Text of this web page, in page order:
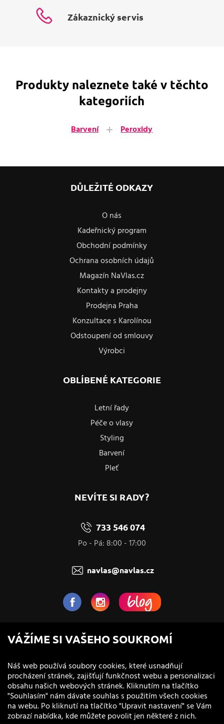
Zákaznický servis
Produkty naleznete také v těchto
kategoriích
Barvení Peroxidy
DŮLEŽITÉ ODKAZY
O nás
Kadeřnický program
Obchodní podmínky
Ochrana osobních údajů
Magazín NaVlas.cz
Kontakty a prodejny
Prodejna Praha
Konzultace s Karolínou
Odstoupení od smlouvy
Výrobci
OBLÍBENÉ KATEGORIE
Letní řady
Péče o vlasy
Styling
Barvení
Pleť
NEVÍTE SI RADY?
733 546 074
Po - Pá: 8:00 - 17:00
navlas@navlas.cz
NaVlas.cz - Vlasová kosmetika
provozovatel e-shopu a prodejen
VÁŽÍME SI VAŠEHO SOUKROMÍ
Náš web používá soubory cookies, které usnadňují
procházení stránek, zajišťují funkčnost webu a personalizaci
obsahu našich webových stránek. Kliknutím na tlačítko
"Souhlasím" nám dávate souhlas s použitím všech cookies
na webu. Po kliknutí na tlačítko "Upravit nastavení" se Vám
zobrazí nabídka, kde můžete povolit jen některé z nich.